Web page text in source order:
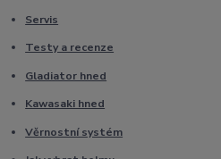
Servis
Testy a recenze
Gladiator hned
Kawasaki hned
Věrnostní systém